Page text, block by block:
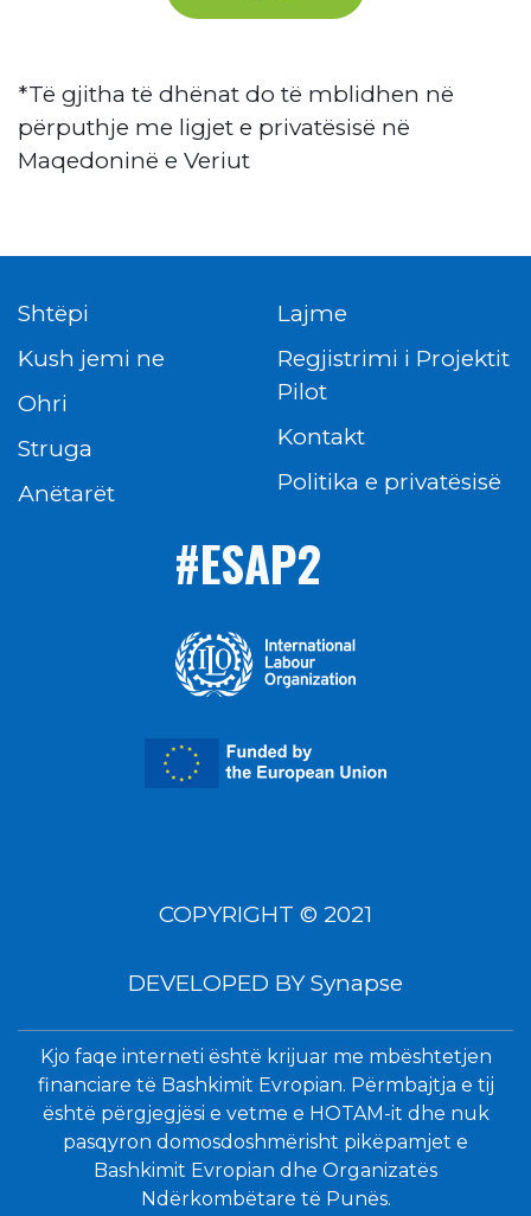
*Të gjitha të dhënat do të mblidhen në
përputhje me ligjet e privatësisë në
Maqedoninë e Veriut
Shtëpi
Kush jemi ne
Ohri
Struga
Аnëtarët
Lajme
Regjistrimi i Projektit
Pilot
Kontakt
Politika e privatësisë
#ESAP2
COPYRIGHT © 2021
DEVELOPED BYSynapse
Kjo faqe interneti është krijuar me mbështetjen
financiare të Bashkimit Evropian. Përmbajtja e tij
është përgjegjësi e vetme e HOTAM-it dhe nuk
pasqyron domosdoshmërisht pikëpamjet e
Bashkimit Evropian dhe Organizatës
Ndërkombëtare të Punës.